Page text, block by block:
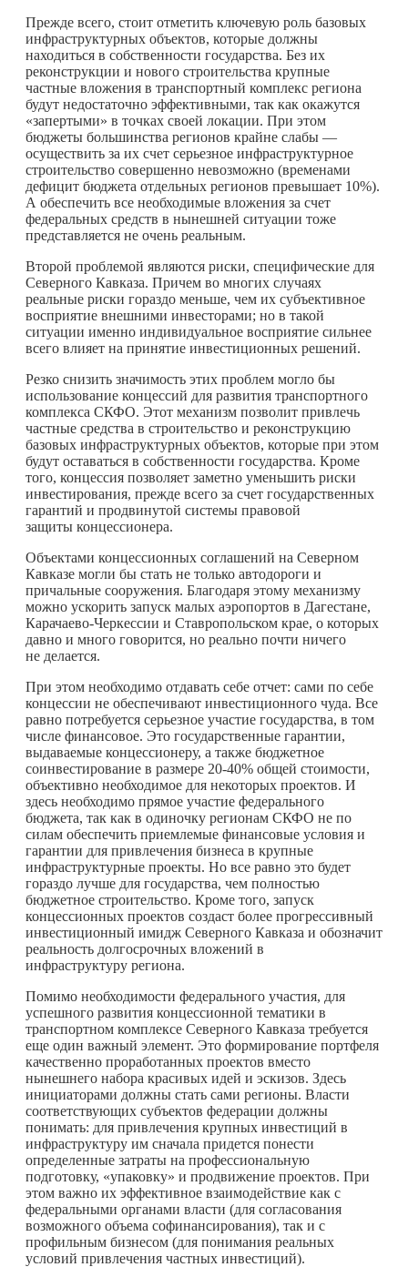
Прежде всего, стоит отметить ключевую роль базовых
инфраструктурных объектов, которые должны
находиться в собственности государства. Без их
реконструкции и нового строительства крупные
частные вложения в транспортный комплекс региона
будут недостаточно эффективными, так как окажутся
«запертыми» в точках своей локации. При этом
бюджеты большинства регионов крайне слабы —
осуществить за их счет серьезное инфраструктурное
строительство совершенно невозможно (временами
дефицит бюджета отдельных регионов превышает 10%).
А обеспечить все необходимые вложения за счет
федеральных средств в нынешней ситуации тоже
представляется не очень реальным.
Второй проблемой являются риски, специфические для
Северного Кавказа. Причем во многих случаях
реальные риски гораздо меньше, чем их субъективное
восприятие внешними инвесторами; но в такой
ситуации именно индивидуальное восприятие сильнее
всего влияет на принятие инвестиционных решений.
Резко снизить значимость этих проблем могло бы
использование концессий для развития транспортного
комплекса СКФО. Этот механизм позволит привлечь
частные средства в строительство и реконструкцию
базовых инфраструктурных объектов, которые при этом
будут оставаться в собственности государства. Кроме
того, концессия позволяет заметно уменьшить риски
инвестирования, прежде всего за счет государственных
гарантий и продвинутой системы правовой
защиты концессионера.
Объектами концессионных соглашений на Северном
Кавказе могли бы стать не только автодороги и
причальные сооружения. Благодаря этому механизму
можно ускорить запуск малых аэропортов в Дагестане,
Карачаево-Черкессии и Ставропольском крае, о которых
давно и много говорится, но реально почти ничего
не делается.
При этом необходимо отдавать себе отчет: сами по себе
концессии не обеспечивают инвестиционного чуда. Все
равно потребуется серьезное участие государства, в том
числе финансовое. Это государственные гарантии,
выдаваемые концессионеру, а также бюджетное
соинвестирование в размере 20-40% общей стоимости,
объективно необходимое для некоторых проектов. И
здесь необходимо прямое участие федерального
бюджета, так как в одиночку регионам СКФО не по
силам обеспечить приемлемые финансовые условия и
гарантии для привлечения бизнеса в крупные
инфраструктурные проекты. Но все равно это будет
гораздо лучше для государства, чем полностью
бюджетное строительство. Кроме того, запуск
концессионных проектов создаст более прогрессивный
инвестиционный имидж Северного Кавказа и обозначит
реальность долгосрочных вложений в
инфраструктуру региона.
Помимо необходимости федерального участия, для
успешного развития концессионной тематики в
транспортном комплексе Северного Кавказа требуется
еще один важный элемент. Это формирование портфеля
качественно проработанных проектов вместо
нынешнего набора красивых идей и эскизов. Здесь
инициаторами должны стать сами регионы. Власти
соответствующих субъектов федерации должны
понимать: для привлечения крупных инвестиций в
инфраструктуру им сначала придется понести
определенные затраты на профессиональную
подготовку, «упаковку» и продвижение проектов. При
этом важно их эффективное взаимодействие как с
федеральными органами власти (для согласования
возможного объема софинансирования), так и с
профильным бизнесом (для понимания реальных
условий привлечения частных инвестиций).